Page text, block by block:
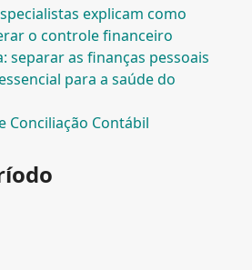
explicam como
o controle financeiro
separar as finanças pessoais
para a saúde do
Conciliação Contábil